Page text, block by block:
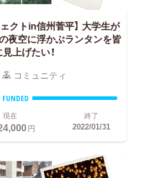
クトin信州菅平】 大学生が
夜空に浮かぶランタンを皆
上げたい！
コミュニティ
FUNDED
現在
円
終了
2022/01/31